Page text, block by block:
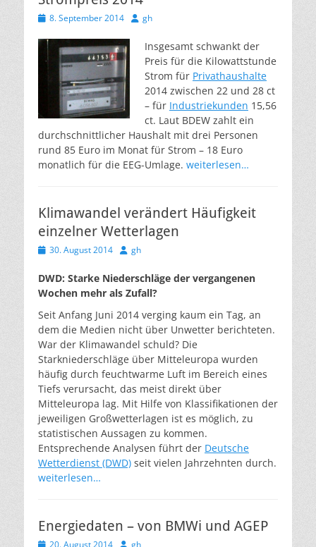
Veröffentlicht
8. September 2014 Autor
gh
Insgesamt schwankt der
Preis für die Kilowattstunde
Strom für Privathaushalte
2014 zwischen 22 und 28 ct
– für Industriekunden 15,56
ct. Laut BDEW zahlt ein
durchschnittlicher Haushalt mit drei Personen
rund 85 Euro im Monat für Strom – 18 Euro
monatlich für die EEG-Umlage. weiterlesen…
Klimawandel verändert Häufigkeit
einzelner Wetterlagen
Veröffentlicht
30. August 2014 Autor
gh
DWD: Starke Niederschläge der vergangenen
Wochen mehr als Zufall?
Seit Anfang Juni 2014 verging kaum ein Tag, an
dem die Medien nicht über Unwetter berichteten.
War der Klimawandel schuld? Die
Starkniederschläge über Mitteleuropa wurden
häufig durch feuchtwarme Luft im Bereich eines
Tiefs verursacht, das meist direkt über
Mitteleuropa lag. Mit Hilfe von Klassifikationen der
jeweiligen Großwetterlagen ist es möglich, zu
statistischen Aussagen zu kommen.
Entsprechende Analysen führt der Deutsche
Wetterdienst (DWD) seit vielen Jahrzehnten durch.
weiterlesen…
Energiedaten – von BMWi und AGEP
Veröffentlicht
20. August 2014 Autor
gh